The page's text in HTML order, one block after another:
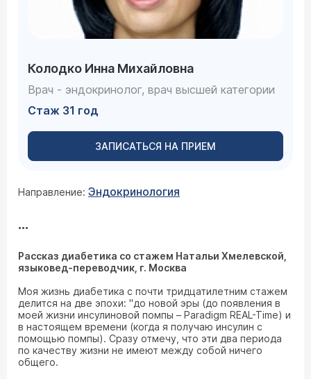
Колодко Инна Михайловна
Врач - эндокринолог, врач высшей категории
Стаж 31 год
ЗАПИСАТЬСЯ НА ПРИЕМ
Направление: Эндокринология
...
Рассказ диабетика со стажем Натальи Хмелевской,
языковед-переводчик, г. Москва
Моя жизнь диабетика с почти тридцатилетним стажем
делится на две эпохи: "до новой эры (до появления в
моей жизни инсулиновой помпы – Paradigm REAL-Time) и
в настоящем времени (когда я получаю инсулин с
помощью помпы). Сразу отмечу, что эти два периода
по качеству жизни не имеют между собой ничего
общего.